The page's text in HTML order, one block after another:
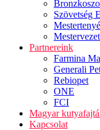
Szövetség
Partnereink
Farmina
Generali
Rebiopet
ONE
FCI
Magyar
Kapcsolat